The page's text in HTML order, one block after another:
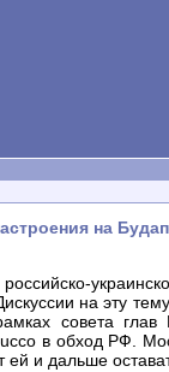
на
на эту
совета
в обход РФ.
ей и дальше